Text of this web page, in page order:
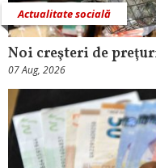
Actualitate socială
Noi creşteri de
07 Aug, 2026